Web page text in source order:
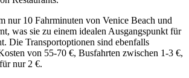
nur 10 Fahrminuten von Venice Beach und
was sie zu einem idealen Ausgangspunkt für
Die Transportoptionen sind ebenfalls
von 55-70 €, Busfahrten zwischen 1-3 €,
nur 2 €.